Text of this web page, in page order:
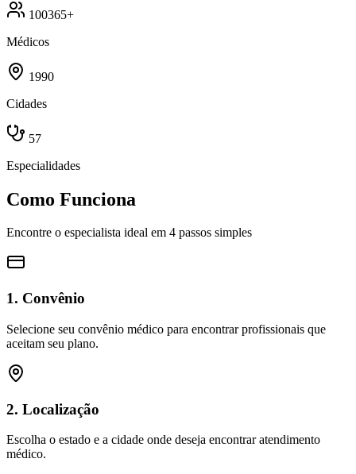
100365+
Médicos
1990
Cidades
57
Especialidades
Como Funciona
Encontre o especialista ideal em 4 passos simples
1. Convênio
Selecione seu convênio médico para encontrar profissionais que
aceitam seu plano.
2. Localização
Escolha o estado e a cidade onde deseja encontrar atendimento
médico.